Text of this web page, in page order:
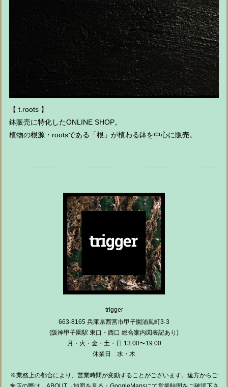
【 t.roots 】
鉢販売に特化したONLINE SHOP。
植物の根源・rootsである「根」が植わる鉢を中心に販売。
trigger
663-8165 兵庫県西宮市甲子園浦風町3-3
(阪神甲子園駅 東口・西口 総合案内図表記あり)
月・火・金・土・日 13:00〜19:00
休業日 水・木
※業務上の都合により、営業時間が変動することがございます。遠方からご